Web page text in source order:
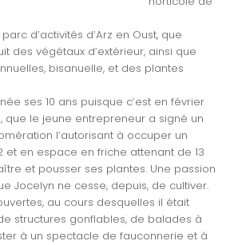
d’activités d’Arz en Oust, que
des végétaux d’extérieur, ainsi que
bisanuelle, et des plantes
ses 10 ans puisque c’est en février
que le jeune entrepreneur a signé un
l’autorisant à occuper un
et en espace en friche attenant de 13
et pousser ses plantes. Une passion
Jocelyn ne cesse, depuis, de cultiver.
au cours desquelles il était
structures gonflables, de balades à
à un spectacle de fauconnerie et à